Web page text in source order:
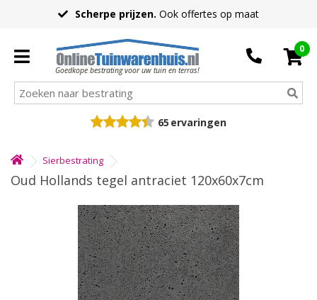
Scherpe prijzen. Ook offertes op maat
Goedkope bestrating voor uw tuin en terras!
0
65 ervaringen
Sierbestrating
Oud Hollands tegel antraciet 120x60x7cm